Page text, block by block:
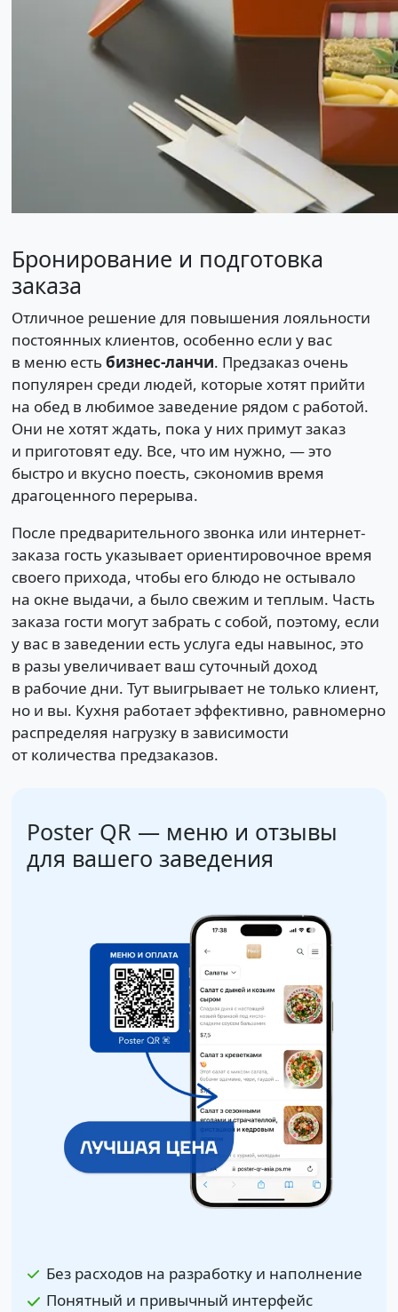
Бронирование и подготовка
заказа
Отличное решение для повышения лояльности
постоянных клиентов, особенно если у вас
в меню естьбизнес-ланчи. Предзаказ очень
популярен среди людей, которые хотят прийти
на обед в любимое заведение рядом с работой.
Они не хотят ждать, пока у них примут заказ
и приготовят еду. Все, что им нужно, — это
быстро и вкусно поесть, сэкономив время
драгоценного перерыва.
После предварительного звонка или интернет-
заказа гость указывает ориентировочное время
своего прихода, чтобы его блюдо не остывало
на окне выдачи, а было свежим и теплым. Часть
заказа гости могут забрать с собой, поэтому, если
у вас в заведении есть услуга еды навынос, это
в разы увеличивает ваш суточный доход
в рабочие дни. Тут выигрывает не только клиент,
но и вы. Кухня работает эффективно, равномерно
распределяя нагрузку в зависимости
от количества предзаказов.
Poster QR — меню и отзывы
для вашего заведения
Без расходов на разработку и наполнение
Понятный и привычный интерфейс